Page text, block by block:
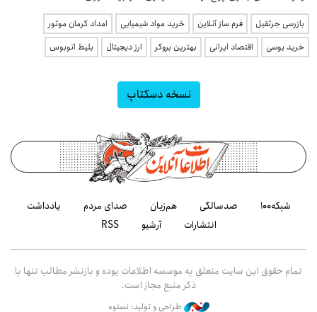
بازرسی جرثقیل فرم ساز آنلاین خرید مواد شیمیایی
امداد کرمان موتور
خرید یوسی
اقتصاد ایرانی بهترین بروکر ارز دیجیتال بلیط اتوبوس
نسخه دسکتاپ
شبکه۱۰۰ صدسالگی هم‌زبان صدای مردم
یادداشت
انتشارات
آرشیو RSS
تمام حقوق این سایت متعلق به موسسه اطلاعات بوده و بازنشر مطالب تنها با
ذکر منبع مجاز است.
طراحی و تولید: نستوه